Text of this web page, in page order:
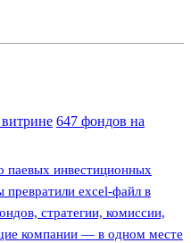
647 фондов на
паевых инвестиционных
excel-файл в
стратегии, комиссии,
компании — в одном месте